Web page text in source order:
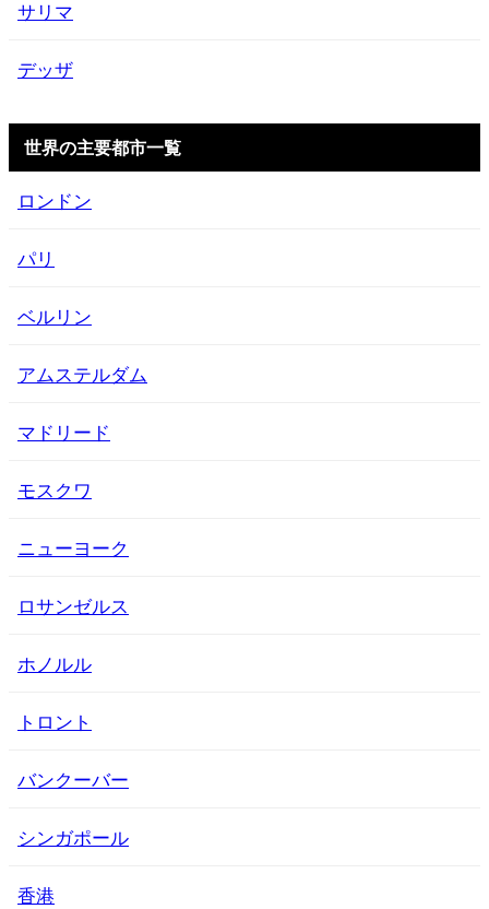
サリマ
デッザ
世界の主要都市一覧
ロンドン
パリ
ベルリン
アムステルダム
マドリード
モスクワ
ニューヨーク
ロサンゼルス
ホノルル
トロント
バンクーバー
シンガポール
香港